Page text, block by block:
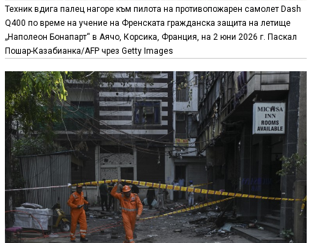
Техник вдига палец нагоре към пилота на противопожарен самолет Dash
Q400 по време на учение на Френската гражданска защита на летище
„Наполеон Бонапарт“ в Аячо, Корсика, Франция, на 2 юни 2026 г. Паскал
Пошар-Казабианка/AFP чрез Getty Images